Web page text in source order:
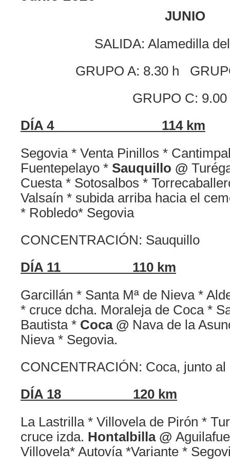
JUNIO
SALIDA: Alamedilla
GRUPO A: 8.30 h
GRUPO C: 9.00
DÍA 4 114 km
Segovia * Venta Pinillos *
Fuentepelayo * Sauquillo @
Cuesta * Sotosalbos *
Valsaín * subida arriba hacia el
* Robledo* Segovia
CONCENTRACIÓN: Sauquillo
DÍA 11 110 km
Garcillán * Santa Mª de Nieva *
* cruce dcha. Moraleja de Coca *
Bautista * Coca @ Nava de la
Nieva * Segovia.
CONCENTRACIÓN: Coca, junto al
DÍA 18 120 km
La Lastrilla * Villovela de Pirón *
cruce izda. Hontalbilla @
Villovela* Autovía *Variante *